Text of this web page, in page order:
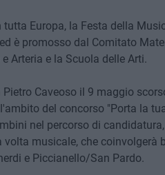
Europa, la Festa della
è promosso dal Comitato
Arteria e la Scuola delle Arti.
Caveoso il 9 maggio
del concorso "Porta la
nel percorso di
musicale, che coinvolgerà
e Piccianello/San Pardo.